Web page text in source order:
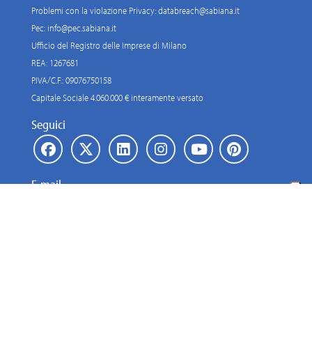
Problemi con la violazione Privacy:databreach@sabiana.it
Pec: info@pec.sabiana.it
Ufficio del Registro delle Imprese di Milano
REA: 1267681
P.IVA/C.F.: 09076750158
Capitale Sociale 4.060.000 € interamente versato
Seguici
E-mail